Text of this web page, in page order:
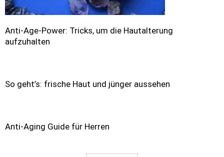
Anti-Age-Power: Tricks, um die Hautalterung
aufzuhalten
So geht’s: frische Haut und jünger aussehen
Anti-Aging Guide für Herren